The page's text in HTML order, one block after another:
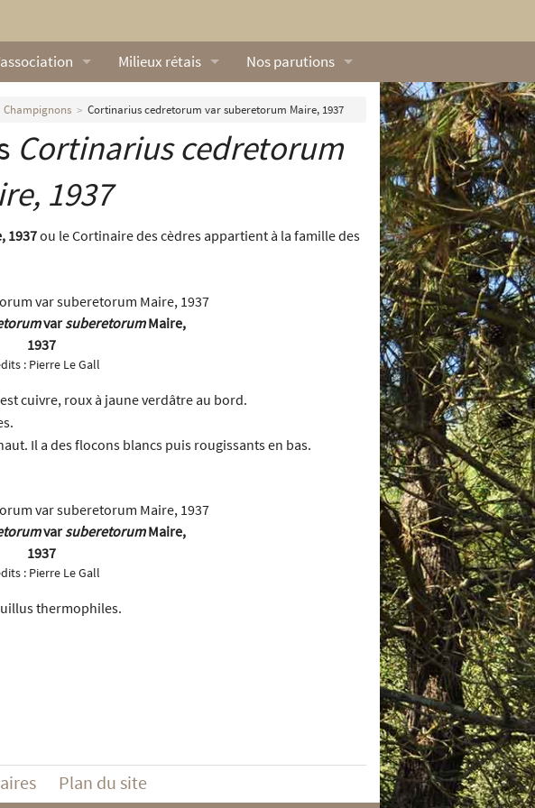
Qui sommes nous ?
missions
Nos statuts
contacter
Actualités
Milieux rétais
Lexique
Galerie rétaise
Nos parutions
Dossiers
L’Œillet des dunes
Vidéos naturalistes de Ré Nature
Champignons Cortinarius cedretorum var suberetorum Maire, 1937
Cortinarius cedretorum
1937
1937ou le Cortinaire des cèdres appartient à la famille des
varsuberetorumMaire,
1937
: Pierre Le Gall
cuivre, roux à jaune verdâtre au bord.
Il a des flocons blancs puis rougissants en bas.
varsuberetorumMaire,
1937
: Pierre Le Gall
thermophiles.
Plan du site